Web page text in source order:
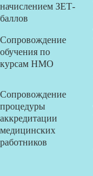
начислением ЗЕТ-
баллов
Сопровождение
обучения по
курсам НМО
Сопровождение
процедуры
аккредитации
медицинских
работников